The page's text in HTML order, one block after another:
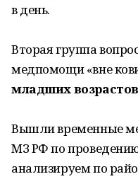
в день.
Вторая группа
медпомощи «вне
младших
Вышли временные
МЗ РФ по
анализируем по